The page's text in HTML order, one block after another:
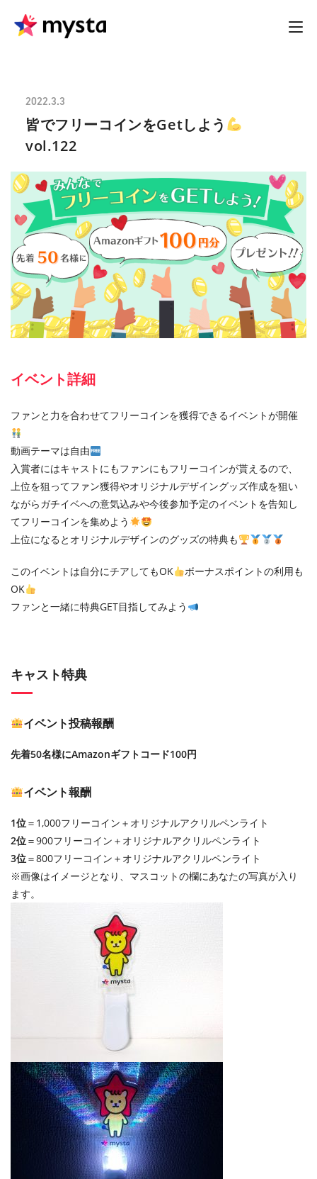
2022.3.3
皆でフリーコインをGetしよう
vol.122
イベント詳細
ファンと力を合わせてフリーコインを獲得できるイベントが開催
動画テーマは自由
入賞者にはキャストにもファンにもフリーコインが貰えるので、
上位を狙ってファン獲得やオリジナルデザイングッズ作成を狙い
ながらガチイベへの意気込みや今後参加予定のイベントを告知し
てフリーコインを集めよう
上位になるとオリジナルデザインのグッズの特典も
このイベントは自分にチアしてもOK
ボーナスポイントの利用も
OK
ファンと一緒に特典GET目指してみよう
キャスト特典
イベント投稿報酬
先着50名様にAmazonギフトコード100円
イベント報酬
1位＝1,000フリーコイン＋オリジナルアクリルペンライト
2位＝900フリーコイン＋オリジナルアクリルペンライト
3位＝800フリーコイン＋オリジナルアクリルペンライト
※画像はイメージとなり、マスコットの欄にあなたの写真が入り
ます。